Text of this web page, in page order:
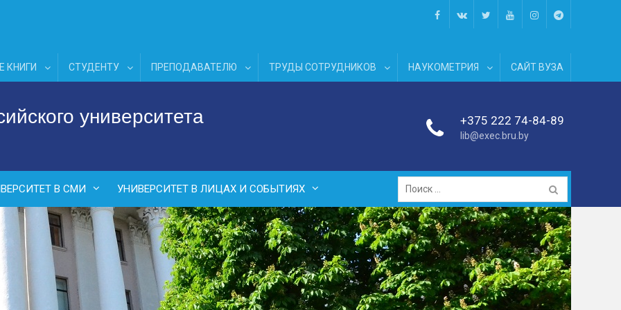
КНИГИ СТУДЕНТУ ПРЕПОДАВАТЕЛЮ ТРУДЫ СОТРУДНИКОВ НАУКОМЕТРИЯ САЙТ ВУЗА
университета +375 222 74-84-89
lib@exec.bru.by
В СМИ УНИВЕРСИТЕТ В ЛИЦАХ И СОБЫТИЯХ
Поиск: